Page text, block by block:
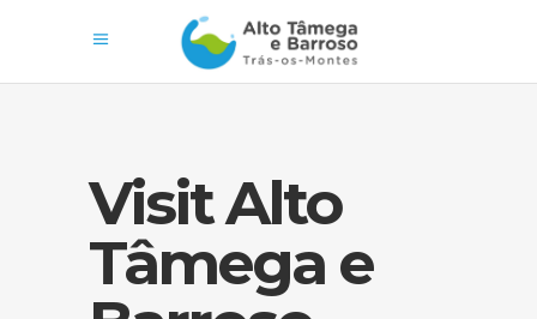
Visit Alto
Tâmega e